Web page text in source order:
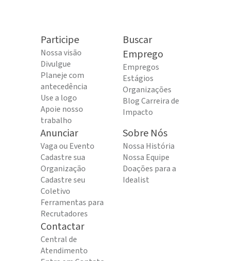
Participe
Nossa visão
Divulgue
Planeje com
antecedência
Use a logo
Apoie nosso
trabalho
Buscar
Emprego
Empregos
Estágios
Organizações
Blog Carreira de
Impacto
Anunciar
Vaga ou Evento
Cadastre sua
Organização
Cadastre seu
Coletivo
Ferramentas para
Recrutadores
Sobre Nós
Nossa História
Nossa Equipe
Doações para a
Idealist
Contactar
Central de
Atendimento